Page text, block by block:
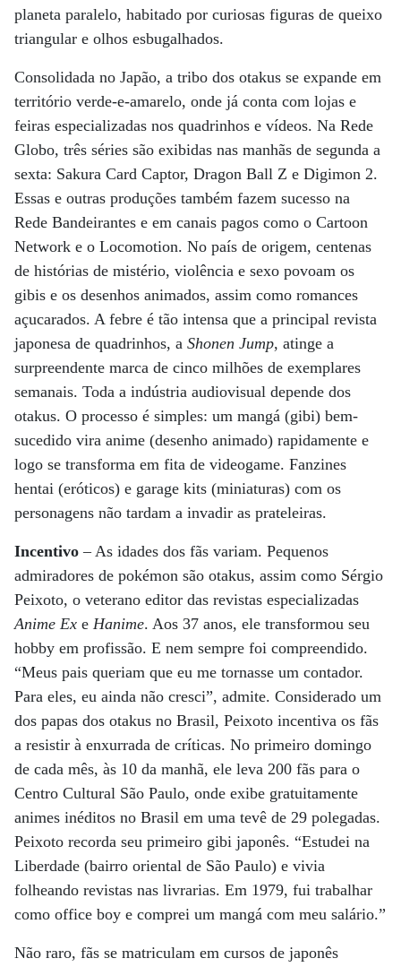
planeta paralelo, habitado por curiosas figuras de queixo
triangular e olhos esbugalhados.
Consolidada no Japão, a tribo dos otakus se expande em
território verde-e-amarelo, onde já conta com lojas e
feiras especializadas nos quadrinhos e vídeos. Na Rede
Globo, três séries são exibidas nas manhãs de segunda a
sexta: Sakura Card Captor, Dragon Ball Z e Digimon 2.
Essas e outras produções também fazem sucesso na
Rede Bandeirantes e em canais pagos como o Cartoon
Network e o Locomotion. No país de origem, centenas
de histórias de mistério, violência e sexo povoam os
gibis e os desenhos animados, assim como romances
açucarados. A febre é tão intensa que a principal revista
japonesa de quadrinhos, a Shonen Jump, atinge a
surpreendente marca de cinco milhões de exemplares
semanais. Toda a indústria audiovisual depende dos
otakus. O processo é simples: um mangá (gibi) bem-
sucedido vira anime (desenho animado) rapidamente e
logo se transforma em fita de videogame. Fanzines
hentai (eróticos) e garage kits (miniaturas) com os
personagens não tardam a invadir as prateleiras.
Incentivo– As idades dos fãs variam. Pequenos
admiradores de pokémon são otakus, assim como Sérgio
Peixoto, o veterano editor das revistas especializadas
Anime Ex e Hanime. Aos 37 anos, ele transformou seu
hobby em profissão. E nem sempre foi compreendido.
“Meus pais queriam que eu me tornasse um contador.
Para eles, eu ainda não cresci”, admite. Considerado um
dos papas dos otakus no Brasil, Peixoto incentiva os fãs
a resistir à enxurrada de críticas. No primeiro domingo
de cada mês, às 10 da manhã, ele leva 200 fãs para o
Centro Cultural São Paulo, onde exibe gratuitamente
animes inéditos no Brasil em uma tevê de 29 polegadas.
Peixoto recorda seu primeiro gibi japonês. “Estudei na
Liberdade (bairro oriental de São Paulo) e vivia
folheando revistas nas livrarias. Em 1979, fui trabalhar
como office boy e comprei um mangá com meu salário.”
Não raro, fãs se matriculam em cursos de japonês